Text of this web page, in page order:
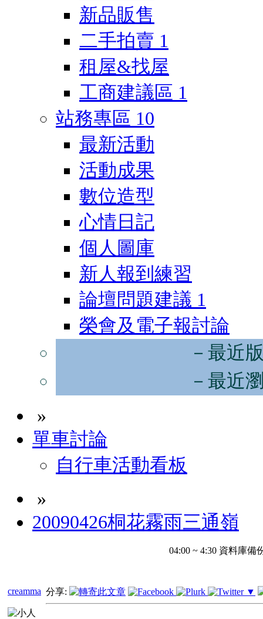
新品販售
二手拍賣 1
租屋&找屋
工商建議區 1
站務專區 10
最新活動
活動成果
數位造型
心情日記
個人圖庫
新人報到練習
論壇問題建議 1
榮會及電子報討論
－最近
－最近
»
單車討論
自行車活動看板
»
20090426桐花霧雨三通嶺
04:00 ~ 4:30 資料庫
creamma 分享: ▼